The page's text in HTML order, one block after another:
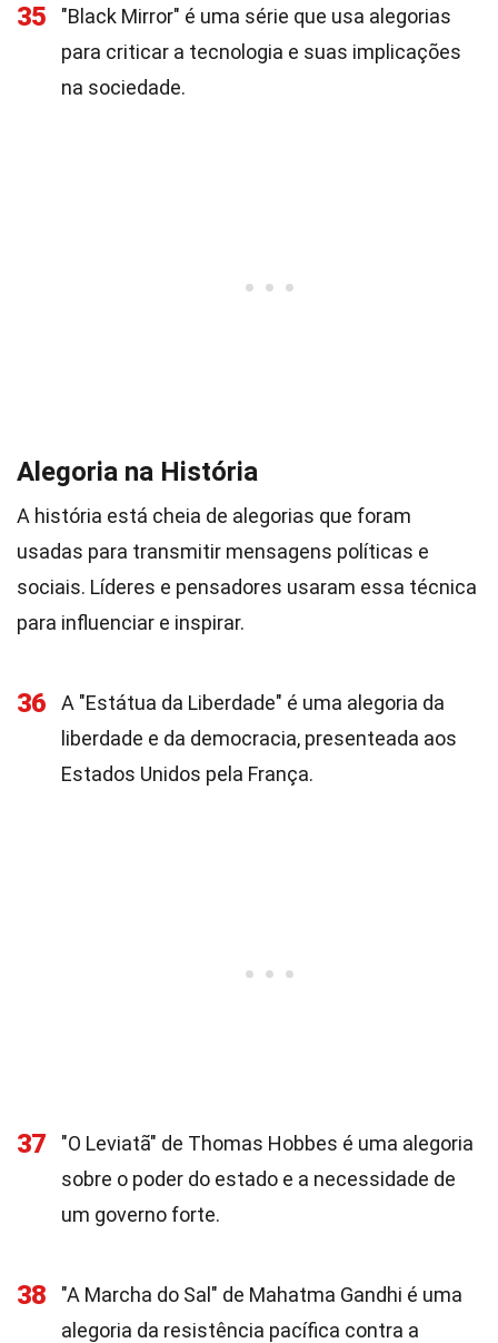
35
"Black Mirror" é uma série que usa alegorias
para criticar a tecnologia e suas implicações
na sociedade.
Alegoria na História
A história está cheia de alegorias que foram
usadas para transmitir mensagens políticas e
sociais. Líderes e pensadores usaram essa técnica
para influenciar e inspirar.
36
A "Estátua da Liberdade" é uma alegoria da
liberdade e da democracia, presenteada aos
Estados Unidos pela França.
37
"O Leviatã" de Thomas Hobbes é uma alegoria
sobre o poder do estado e a necessidade de
um governo forte.
38
"A Marcha do Sal" de Mahatma Gandhi é uma
alegoria da resistência pacífica contra a